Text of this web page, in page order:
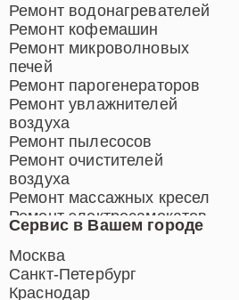
Сервис в Вашем городе
Москва
Санкт-Петербург
Краснодар
Ремонт водонагревателей
Ремонт кофемашин
Ремонт микроволновых
печей
Ремонт парогенераторов
Ремонт увлажнителей
воздуха
Ремонт пылесосов
Ремонт очистителей
воздуха
Ремонт массажных кресел
Ремонт электросамокатов
Ремонт индукционных плит
Ремонт роботов-пылесосов
Ремонт гладильных систем
Ремонт отпаривателей